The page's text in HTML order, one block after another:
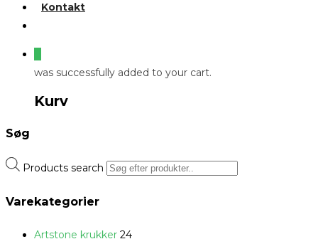
Kontakt
was successfully added to your cart.
Kurv
Søg
Products search
Varekategorier
Artstone krukker 24